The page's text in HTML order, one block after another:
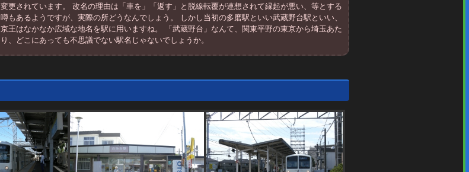
変更されています。 改名の理由は「車を」「返す」と脱線転覆が連想されて縁起が悪い、等とする
噂もあるようですが、実際の所どうなんでしょう。 しかし当初の多磨駅といい武蔵野台駅といい、
京王はなかなか広域な地名を駅に用いますね。 「武蔵野台」なんて、関東平野の東京から埼玉あた
り、どこにあっても不思議でない駅名じゃないでしょうか。